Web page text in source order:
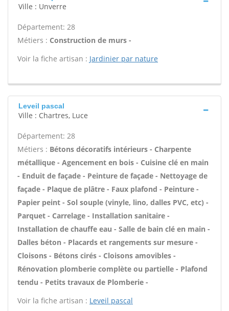
Ville : Unverre
Département: 28
Métiers : Construction de murs -
Voir la fiche artisan : Jardinier par nature
Leveil pascal
Ville : Chartres, Luce
Département: 28
Métiers : Bétons décoratifs intérieurs - Charpente
métallique - Agencement en bois - Cuisine clé en main
- Enduit de façade - Peinture de façade - Nettoyage de
façade - Plaque de plâtre - Faux plafond - Peinture -
Papier peint - Sol souple (vinyle, lino, dalles PVC, etc) -
Parquet - Carrelage - Installation sanitaire -
Installation de chauffe eau - Salle de bain clé en main -
Dalles béton - Placards et rangements sur mesure -
Cloisons - Bétons cirés - Cloisons amovibles -
Rénovation plomberie complète ou partielle - Plafond
tendu - Petits travaux de Plomberie -
Voir la fiche artisan : Leveil pascal